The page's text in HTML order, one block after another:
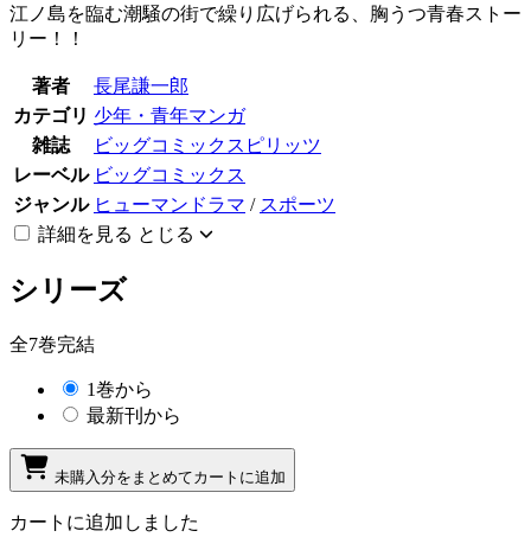
江ノ島を臨む潮騒の街で繰り広げられる、胸うつ青春ストー
リー！！
著者
長尾謙一郎
カテゴリ 少年・青年マンガ
雑誌
ビッグコミックスピリッツ
レーベル ビッグコミックス
ジャンル ヒューマンドラマ / スポーツ
詳細を見る とじる
シリーズ
全7巻完結
1巻から
最新刊から
未購入分をまとめてカートに追加
カートに追加しました